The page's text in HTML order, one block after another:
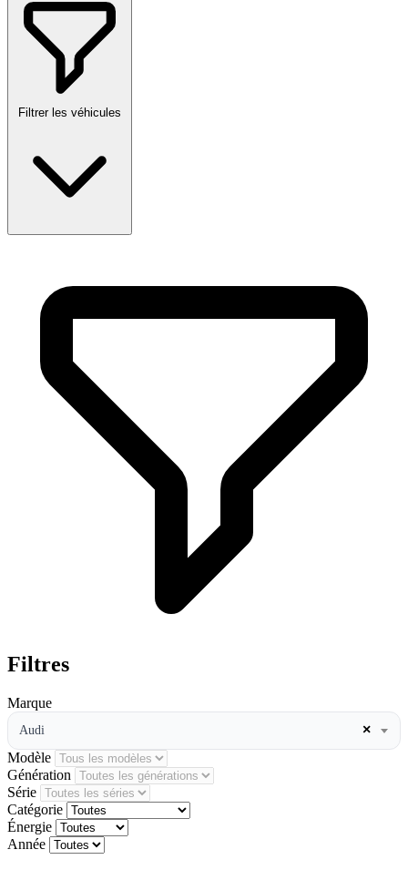
Filtrer les véhicules
Filtres
Marque
×
Audi
Modèle
Génération
Série
Catégorie
Énergie
Année